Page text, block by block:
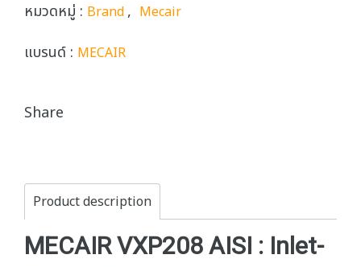
หมวดหมู่ : Brand, Mecair
แบรนด์ : MECAIR
Share
Product description
MECAIR VXP208 AISI : Inlet-